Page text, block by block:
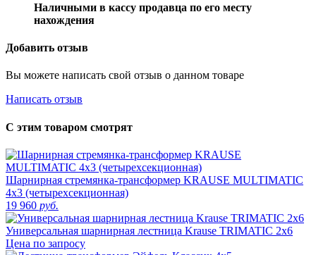
Наличными в кассу продавца по его месту
нахождения
Добавить отзыв
Вы можете написать свой отзыв о данном товаре
Написать отзыв
С этим товаром смотрят
Шарнирная стремянка-трансформер KRAUSE MULTIMATIC
4х3 (четырехсекционная)
19 960 руб.
Универсальная шарнирная лестница Krause TRIMATIC 2х6
Цена по запросу